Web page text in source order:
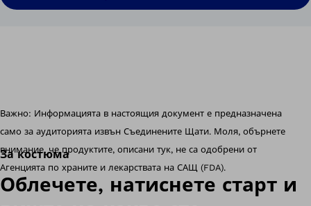
Важно: Информацията в настоящия документ е предназначена
само за аудиторията извън Съединените Щати. Моля, обърнете
внимание, че продуктите, описани тук, не са одобрени от
Агенцията по храните и лекарствата на САЩ (FDA).
За костюма
Облечете, натиснете старт и